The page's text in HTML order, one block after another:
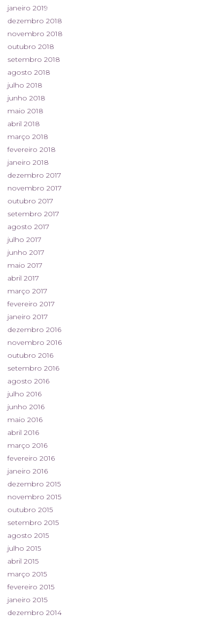
janeiro 2019
dezembro 2018
novembro 2018
outubro 2018
setembro 2018
agosto 2018
julho 2018
junho 2018
maio 2018
abril 2018
março 2018
fevereiro 2018
janeiro 2018
dezembro 2017
novembro 2017
outubro 2017
setembro 2017
agosto 2017
julho 2017
junho 2017
maio 2017
abril 2017
março 2017
fevereiro 2017
janeiro 2017
dezembro 2016
novembro 2016
outubro 2016
setembro 2016
agosto 2016
julho 2016
junho 2016
maio 2016
abril 2016
março 2016
fevereiro 2016
janeiro 2016
dezembro 2015
novembro 2015
outubro 2015
setembro 2015
agosto 2015
julho 2015
abril 2015
março 2015
fevereiro 2015
janeiro 2015
dezembro 2014